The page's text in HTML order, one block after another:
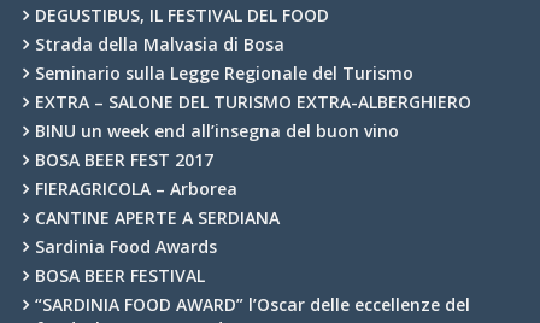
DEGUSTIBUS, IL FESTIVAL DEL FOOD
Strada della Malvasia di Bosa
Seminario sulla Legge Regionale del Turismo
EXTRA – SALONE DEL TURISMO EXTRA-ALBERGHIERO
BINU un week end all’insegna del buon vino
BOSA BEER FEST 2017
FIERAGRICOLA – Arborea
CANTINE APERTE A SERDIANA
Sardinia Food Awards
BOSA BEER FESTIVAL
“SARDINIA FOOD AWARD” l’Oscar delle eccellenze del